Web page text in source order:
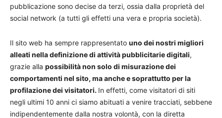
pubblicazione sono decise da terzi, ossia dalla proprietà del
social network (a tutti gli effetti una vera e propria società).
Il sito web ha sempre rappresentato uno dei nostri migliori
alleati nella definizione di attività pubblicitarie digitali,
grazie alla possibilità non solo di misurazione dei
comportamenti nel sito, ma anche e soprattutto per la
profilazione dei visitatori. In effetti, come visitatori di siti
negli ultimi 10 anni ci siamo abituati a venire tracciati, sebbene
indipendentemente dalla nostra volontà, con la diretta